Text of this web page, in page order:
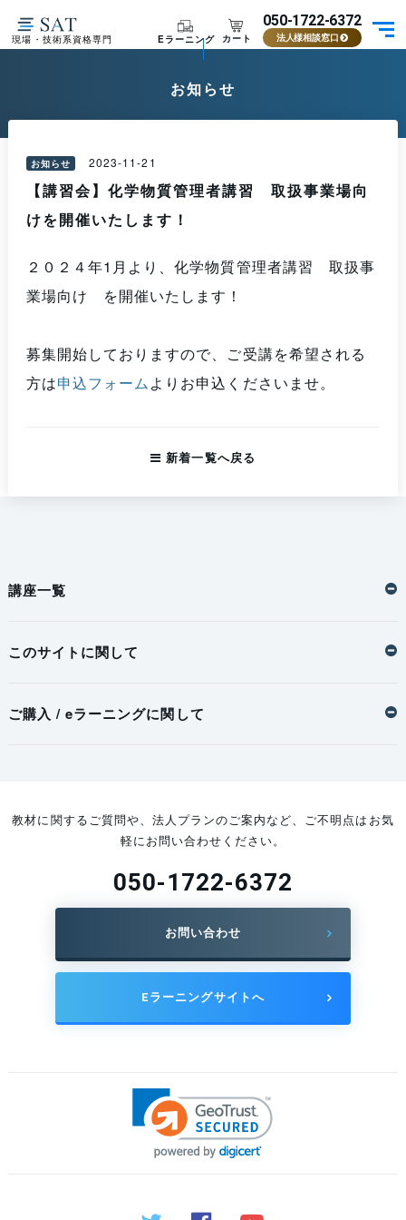
現場・技術系資格専門 Eラーニング カート
050-1722-6372
法人様相談窓口
お知らせ
お知らせ 2023-11-21
【講習会】化学物質管理者講習 取扱事業場向
けを開催いたします！
２０２４年1月より、化学物質管理者講習 取扱事
業場向け を開催いたします！
募集開始しておりますので、ご受講を希望される
方は申込フォームよりお申込くださいませ。
新着一覧へ戻る
講座一覧
このサイトに関して
ご購入 / eラーニングに関して
教材に関するご質問や、法人プランのご案内など、ご不明点はお気
軽にお問い合わせください。
050-1722-6372
お問い合わせ
Eラーニングサイトへ